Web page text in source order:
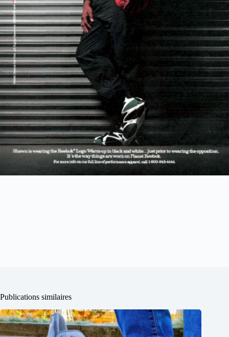
Publications similaires